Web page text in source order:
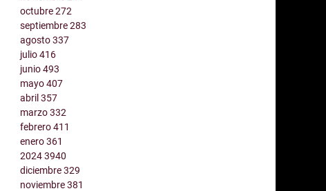
octubre272
septiembre283
agosto337
julio416
junio493
mayo407
abril357
marzo332
febrero411
enero361
20243940
diciembre329
noviembre381